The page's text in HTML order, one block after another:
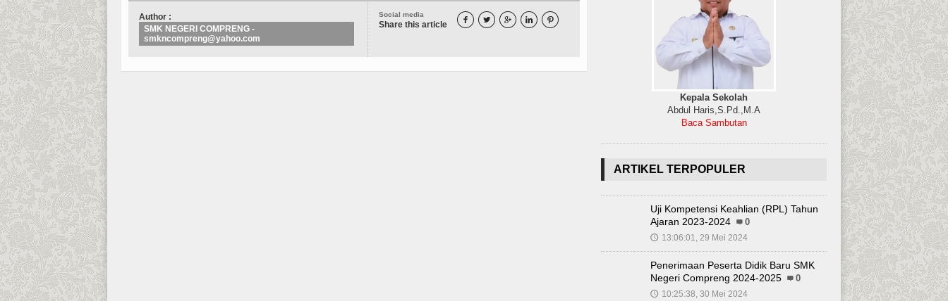
Social media
Share this article     
Author :
SMK NEGERI COMPRENG -
smkncompreng@yahoo.com
Kepala Sekolah
Abdul Haris,S.Pd.,M.A
Baca Sambutan
ARTIKEL TERPOPULER
Uji Kompetensi Keahlian (RPL) Tahun
Ajaran 2023-2024
0
🕔 13:06:01, 29 Mei 2024
Penerimaan Peserta Didik Baru SMK
Negeri Compreng 2024-2025
0
🕔 10:25:38, 30 Mei 2024